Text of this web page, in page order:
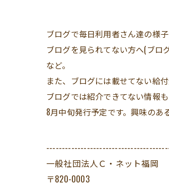
ブログで毎日利用者さん達の様
ブログを見られてない方へ(ブロ
など。
また、ブログには載せてない給
ブログでは紹介できてない情報
8月中旬発行予定です。興味のあ
一般社団法人Ｃ・ネット福岡
〒820-0003